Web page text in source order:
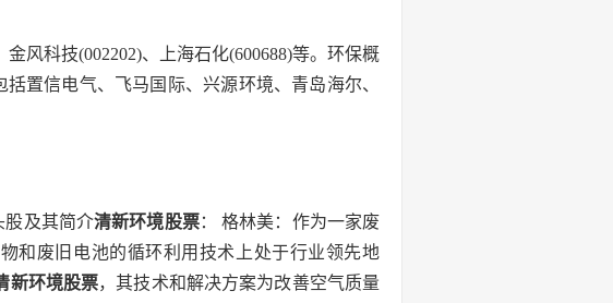
风科技(002202)、上海石化(600688)等。环保概
置信电气、飞马国际、兴源环境、青岛海尔、
股及其简介清新环境股票： 格林美：作为一家废
和废旧电池的循环利用技术上处于行业领先地
新环境股票，其技术和解决方案为改善空气质量